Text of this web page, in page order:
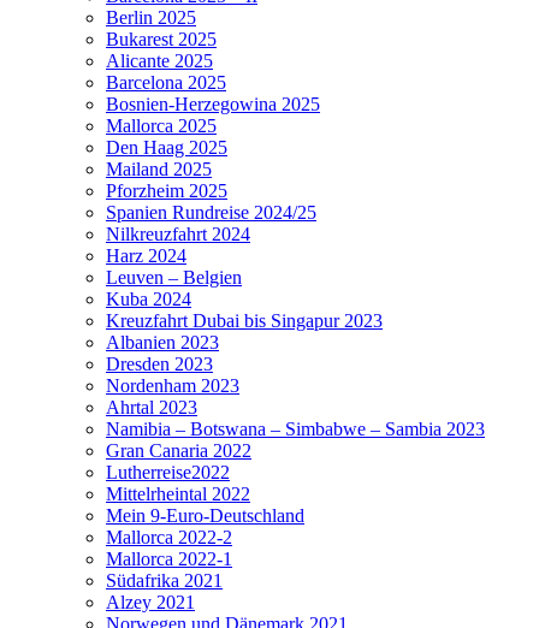
Berlin 2025
Bukarest 2025
Alicante 2025
Barcelona 2025
Bosnien-Herzegowina 2025
Mallorca 2025
Den Haag 2025
Mailand 2025
Pforzheim 2025
Spanien Rundreise 2024/25
Nilkreuzfahrt 2024
Harz 2024
Leuven – Belgien
Kuba 2024
Kreuzfahrt Dubai bis Singapur 2023
Albanien 2023
Dresden 2023
Nordenham 2023
Ahrtal 2023
Namibia – Botswana – Simbabwe – Sambia 2023
Gran Canaria 2022
Lutherreise2022
Mittelrheintal 2022
Mein 9-Euro-Deutschland
Mallorca 2022-2
Mallorca 2022-1
Südafrika 2021
Alzey 2021
Norwegen und Dänemark 2021